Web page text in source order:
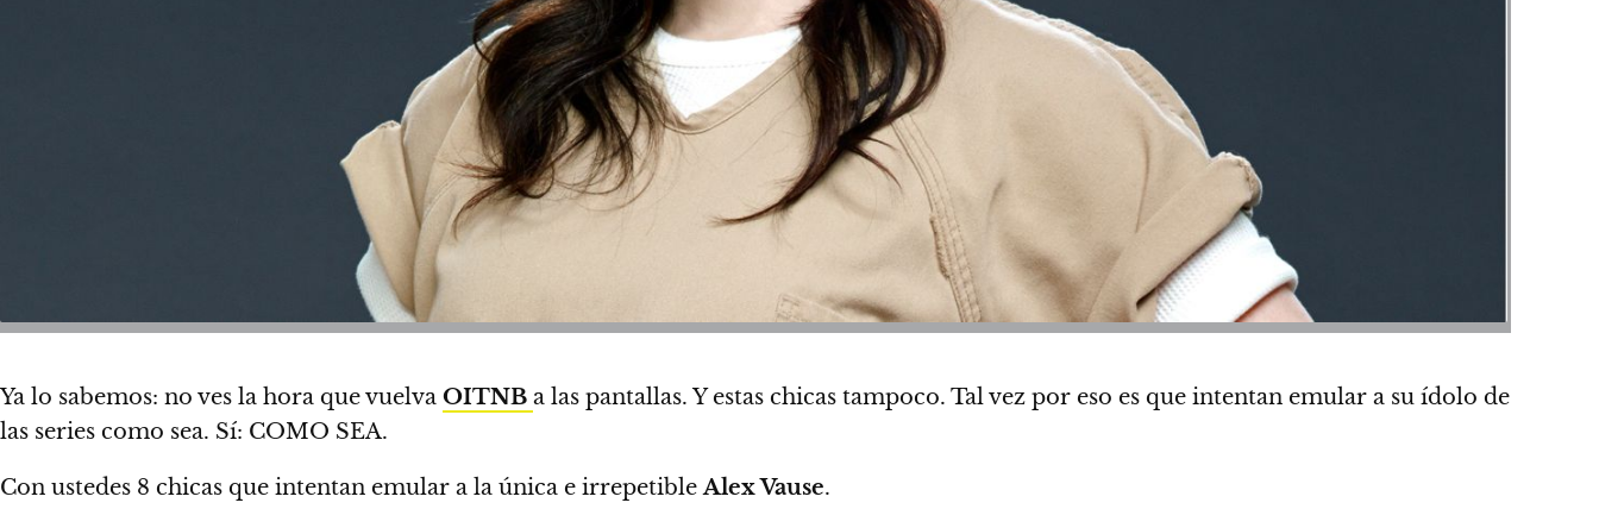
Ya lo sabemos: no ves la hora que vuelva OITNB a las pantallas. Y estas chicas tampoco. Tal vez por eso es que intentan emular a su ídolo de
las series como sea. Sí: COMO SEA.
Con ustedes 8 chicas que intentan emular a la única e irrepetibleAlex Vause.